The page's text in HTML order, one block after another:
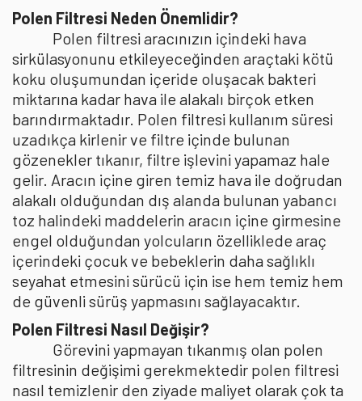
Polen Filtresi Neden Önemlidir?
Polen filtresi aracınızın içindeki hava
sirkülasyonunu etkileyeceğinden araçtaki kötü
koku oluşumundan içeride oluşacak bakteri
miktarına kadar hava ile alakalı birçok etken
barındırmaktadır. Polen filtresi kullanım süresi
uzadıkça kirlenir ve filtre içinde bulunan
gözenekler tıkanır, filtre işlevini yapamaz hale
gelir. Aracın içine giren temiz hava ile doğrudan
alakalı olduğundan dış alanda bulunan yabancı
toz halindeki maddelerin aracın içine girmesine
engel olduğundan yolcuların özelliklede araç
içerindeki çocuk ve bebeklerin daha sağlıklı
seyahat etmesini sürücü için ise hem temiz hem
de güvenli sürüş yapmasını sağlayacaktır.
Polen Filtresi Nasıl Değişir?
Görevini yapmayan tıkanmış olan polen
filtresinin değişimi gerekmektedir polen filtresi
nasıl temizlenir den ziyade maliyet olarak çok ta